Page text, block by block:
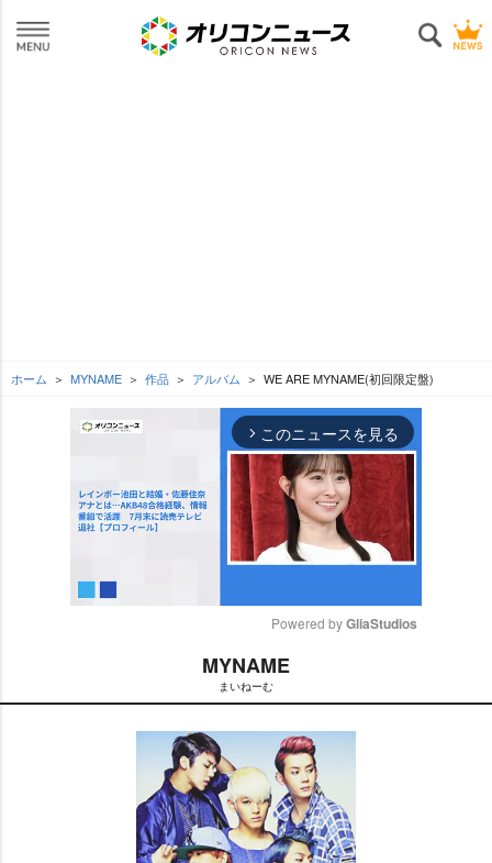
ホーム MYNAME 作品 アルバム WE ARE MYNAME(初回限定盤)
arrow_forward_ios このニュースを見る
t
e
Powered by GliaStudios
MYNAME
まいねーむ